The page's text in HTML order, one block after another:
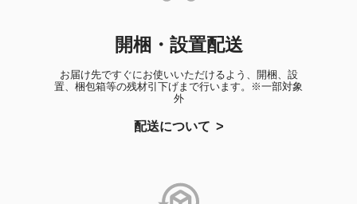
開梱・設置配送
お届け先ですぐにお使いいただけるよう、開梱、設
置、梱包箱等の残材引下げまで行います。※一部対象
外
配送について